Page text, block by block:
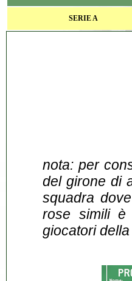
SERIE A
nota: per
del girone di
squadra
rose simili è
giocatori